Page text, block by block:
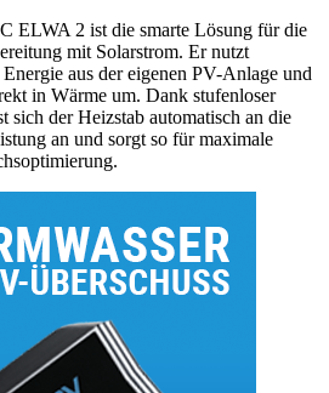
ELWA 2 ist die smarte Lösung für die
mit Solarstrom. Er nutzt
Energie aus der eigenen PV-Anlage und
in Wärme um. Dank stufenloser
sich der Heizstab automatisch an die
an und sorgt so für maximale